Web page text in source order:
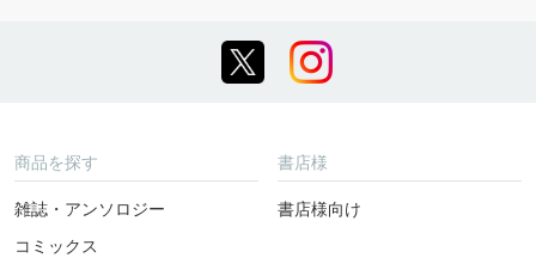
商品を探す
雑誌・アンソロジー
コミックス
書店様
書店様向け